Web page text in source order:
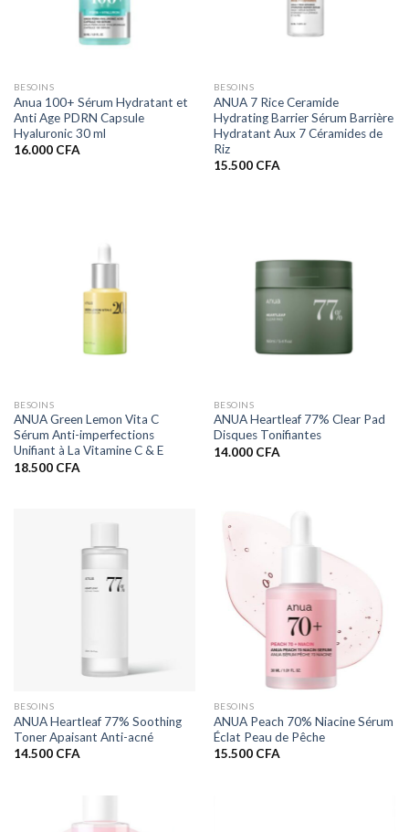
BESOINS
Anua 100+ Sérum Hydratant et
Anti Age PDRN Capsule
Hyaluronic 30 ml
16.000 CFA
BESOINS
ANUA 7 Rice Ceramide
Hydrating Barrier Sérum Barrière
Hydratant Aux 7 Céramides de
Riz
15.500 CFA
BESOINS
ANUA Green Lemon Vita C
Sérum Anti-imperfections
Unifiant à La Vitamine C & E
18.500 CFA
BESOINS
ANUA Heartleaf 77% Clear Pad
Disques Tonifiantes
14.000 CFA
BESOINS
ANUA Heartleaf 77% Soothing
Toner Apaisant Anti-acné
14.500 CFA
BESOINS
ANUA Peach 70% Niacine Sérum
Éclat Peau de Pêche
15.500 CFA